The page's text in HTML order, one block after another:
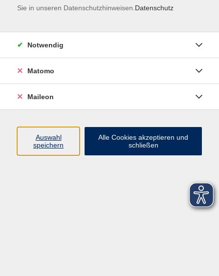
Datenschutzerklärung
Sie in unseren Datenschutzhinweisen. Datenschutz
Notwendig
Matomo
Maileon
Auswahl
speichern
Alle Cookies akzeptieren und
schließen